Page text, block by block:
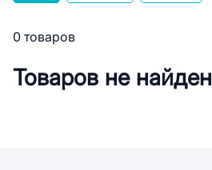
0 товаров
Товаров не